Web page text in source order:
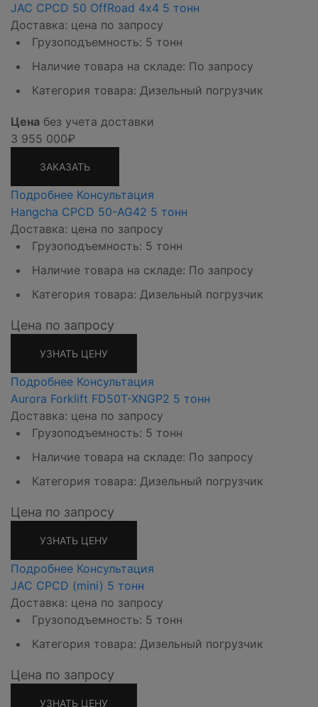
JAC CPCD 50 OffRoad 4х4 5 тонн
Доставка: цена по запросу
Грузоподъемность: 5 тонн
Наличие товара на складе: По запросу
Категория товара: Дизельный погрузчик
Цена без учета доставки
3 955 000₽
ЗАКАЗАТЬ
Подробнее Консультация
Hangcha CPCD 50-AG42 5 тонн
Доставка: цена по запросу
Грузоподъемность: 5 тонн
Наличие товара на складе: По запросу
Категория товара: Дизельный погрузчик
Цена по запросу
УЗНАТЬ ЦЕНУ
Подробнее Консультация
Aurora Forklift FD50T-XNGP2 5 тонн
Доставка: цена по запросу
Грузоподъемность: 5 тонн
Наличие товара на складе: По запросу
Категория товара: Дизельный погрузчик
Цена по запросу
УЗНАТЬ ЦЕНУ
Подробнее Консультация
JAC CPCD (mini) 5 тонн
Доставка: цена по запросу
Грузоподъемность: 5 тонн
Категория товара: Дизельный погрузчик
Цена по запросу
УЗНАТЬ ЦЕНУ